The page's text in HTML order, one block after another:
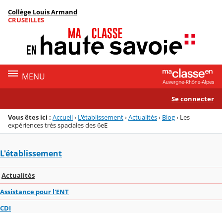
Menu de la rubrique
Contenu
Collège Louis Armand
CRUSEILLES
MENU
Se connecter
Vous êtes ici : Accueil› L'établissement›Actualités› Blog› Les
expériences très spaciales des 6eE
L'établissement
Actualités
Assistance pour l'ENT
CDI